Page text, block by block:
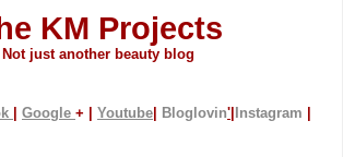
KM Projects
Not just another beauty blog
Google + | Youtube Bloglovin' Instagram